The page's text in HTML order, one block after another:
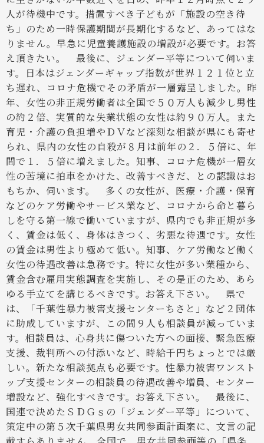
人が待機中です。措置すべき子どもが「施設の空き待
ち」のため一時保護期間が長期化するなど、あってはな
りません。早急に児童養護施設の増設が必要です。お答
え頂きたい。
最後に、ジェンダー平等について伺いま
す。日本はジェンダーギャップ指数が世界１２１位と立
ち遅れ、コロナ危機でその矛盾が一層露呈しました。昨
年、女性の非正規労働者は全国で５０万人も減少し男性
の約２倍、実質的な失業状態の女性は約９０万人。また
育児・介護の負担増やＤＶなど深刻な相談が県にも寄せ
られ、県内の女性の自殺が８月は前年の２．５倍に、年
間で１．５倍に増えました。知事、コロナ危機が一層女
性の苦境に拍車をかけた、改善すべきだ、との認識はお
もちか、伺います。
多くの女性が、医療・介護・保育
などのケア労働やサービス業など、コロナから命と暮ら
しを守る第一線で働いていますが、県内でも非正規が多
く、賃金は低く、身体はきつく、劣悪な待遇です。女性
の賃金は男性より極めて低い。知事、ケア労働など働く
女性の待遇改善は急務です。特に女性が多い業種から、
賃金含む雇用実態調査を実施し、その是正のため、あら
ゆる手立てを講じるべきです。お答え下さい。
県で
は、「千葉性暴力被害支援センターちさと」など２団体
に助成していますが、この間９人も相談員が減っていま
す。相談員は、心身共に傷ついた方への面接、緊急医療
支援、裁判所への付添いなど、時給千円ちょっとでは厳
しい。新たな相談拠点も必要です。性暴力被害ワンスト
ップ支援センターの相談員の待遇改善や増員、センター
増設など、強化すべきです。お答え下さい。
最後に、
国連で決めたＳＤＧｓの「ジェンダー平等」について、
策定中の第５次千葉県男女共同参画計画案に、文言の記